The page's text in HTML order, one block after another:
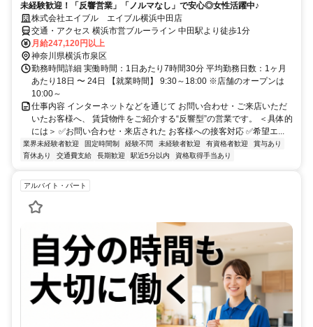
未経験歓迎！「反響営業」「ノルマなし」で安心◎女性活躍中♪
株式会社エイブル エイブル横浜中田店
交通・アクセス 横浜市営ブルーライン 中田駅より徒歩1分
月給247,120円以上
神奈川県横浜市泉区
勤務時間詳細 実働時間：1日あたり7時間30分 平均勤務日数：1ヶ月
あたり18日 〜 24日 【就業時間】 9:30～18:00 ※店舗のオープンは
10:00～
仕事内容 インターネットなどを通じて お問い合わせ・ご来店いただ
いたお客様へ、 賃貸物件をご紹介する“反響型”の営業です。 ＜具体的
には＞ ✅お問い合わせ・来店された お客様への接客対応 ✅希望エ...
業界未経験者歓迎 固定時間制 経験不問 未経験者歓迎 有資格者歓迎
賞与あり
育休あり
交通費支給 長期歓迎 駅近5分以内 資格取得手当あり
アルバイト・パート